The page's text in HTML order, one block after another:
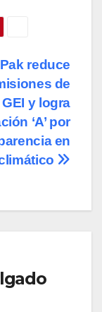
reduce
de
GEI y logra
‘A’ por
en